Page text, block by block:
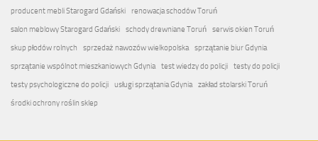
producent mebli Starogard Gdański
renowacja schodów Toruń
salon meblowy Starogard Gdański
schody drewniane Toruń
serwis okien Toruń
skup płodów rolnych
sprzedaż nawozów wielkopolska
sprzątanie biur Gdynia
sprzątanie wspólnot mieszkaniowych Gdynia
test wiedzy do policji
testy do policji
testy psychologiczne do policji
usługi sprzątania Gdynia
zakład stolarski Toruń
środki ochrony roślin sklep